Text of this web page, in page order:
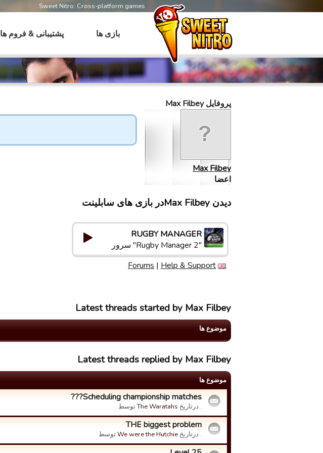
Sweet Nitro: Cross-platform games
بازی ها پشتیبانی & فروم ها
پروفایل Max Filbey
Max Filbey
اعضا
دیدن Max Filbeyدر بازی های سابلینت
RUGBY MANAGER
"Rugby Manager 2" سرور
Forums | Help & Support
Latest threads started by Max Filbey
موضوع ها
Latest threads replied by Max Filbey
موضوع ها
Scheduling championship matches???
. درتاریخ The Waratahsتوسط
THE biggest problem
. درتاریخ We were the Hutchieتوسط